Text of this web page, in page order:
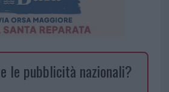
le pubblicità nazionali?